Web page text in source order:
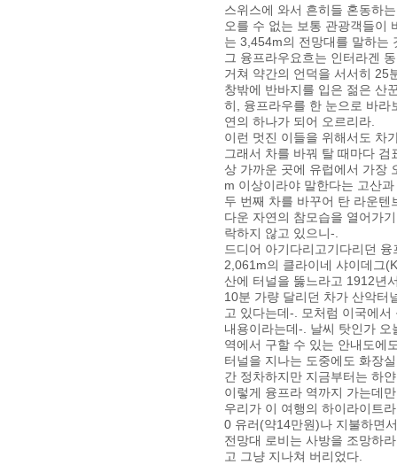
스위스에 와서 흔히들 혼동하
오를 수 없는 보통 관광객들이
는 3,454m의 전망대를 말하는
그 융프라우요흐는 인터라겐
거쳐 약간의 언덕을 서서히 25
창밖에 반바지를 입은 젊은 산
히, 융프라우를 한 눈으로 바라
연의 하나가 되어 오르리라.
이런 멋진 이들을 위해서도 차
그래서 차를 바꿔 탈 때마다
상 가까운 곳에 유럽에서 가장
m 이상이라야 말한다는 고산
두 번째 차를 바꾸어 탄 라운
다운 자연의 참모습을 열어가
락하지 않고 있으니-.
드디어 아기다리고기다리던
2,061m의 클라이네 샤이데그
산에 터널을 뚫느라고 1912년
10분 가량 달리던 차가 산악터
고 있다는데-. 모처럼 이국에
내용이라는데-. 날씨 탓인가 오
역에서 구할 수 있는 안내도에
터널을 지나는 도중에도 화장
간 정차하지만 지금부터는 하
이렇게 융프라 역까지 가는데
우리가 이 여행의 하이라이트
0 유러(약14만원)나 지불하면
전망대 로비는 사방을 조망하
고 그냥 지나쳐 버리었다.